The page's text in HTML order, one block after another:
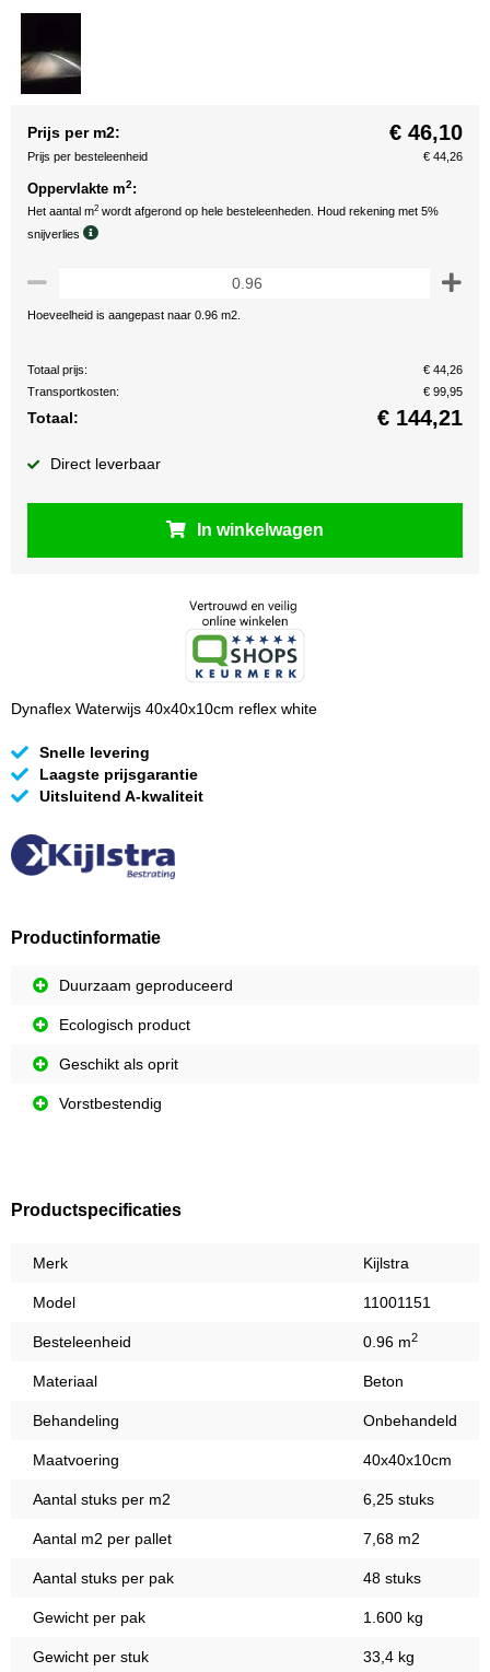
Prijs per m2: € 46,10
Prijs per besteleenheid € 44,26
Oppervlakte m2:
Het aantal m2 wordt afgerond op hele besteleenheden. Houd rekening met 5%
snijverlies
Hoeveelheid is aangepast naar 0.96 m2.
Totaal prijs:
€ 44,26
Transportkosten:
€ 99,95
Totaal: € 144,21
Direct leverbaar
In winkelwagen
Dynaflex Waterwijs 40x40x10cm reflex white
Snelle levering
Laagste prijsgarantie
Uitsluitend A-kwaliteit
Productinformatie
Duurzaam geproduceerd
Ecologisch product
Geschikt als oprit
Vorstbestendig
Productspecificaties
Merk Kijlstra
Model 11001151
Besteleenheid 0.96 m2
Materiaal Beton
Behandeling Onbehandeld
Maatvoering 40x40x10cm
Aantal stuks per m2 6,25 stuks
Aantal m2 per pallet 7,68 m2
Aantal stuks per pak 48 stuks
Gewicht per pak 1.600 kg
Gewicht per stuk 33,4 kg